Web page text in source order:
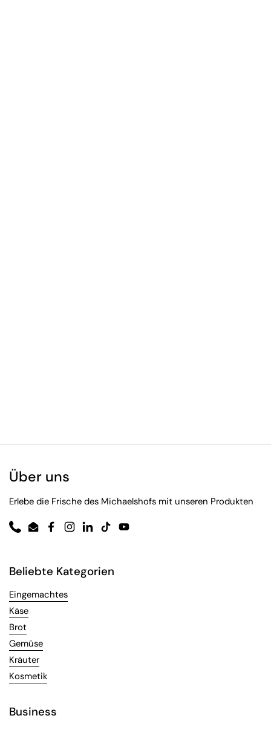
Über uns
Erlebe die Frische des Michaelshofs mit unseren Produkten
PhoneEmailFacebook
Instagram
LinkedIn
TikTokYouTube
Beliebte Kategorien
Eingemachtes
Käse
Brot
Gemüse
Kräuter
Kosmetik
Business